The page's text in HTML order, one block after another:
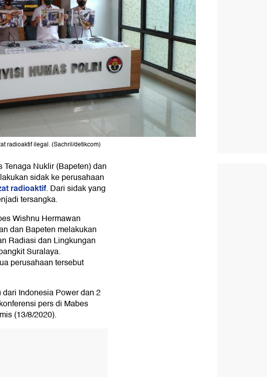
radioaktif ilegal. (Sachril/detikcom)
Nuklir (Bapeten) dan
sidak ke perusahaan
radioaktif. Dari sidak yang
tersangka.
Wishnu Hermawan
dan Bapeten melakukan
Radiasi dan Lingkungan
Suralaya.
perusahaan tersebut
Indonesia Power dan 2
pers di Mabes
(13/8/2020).